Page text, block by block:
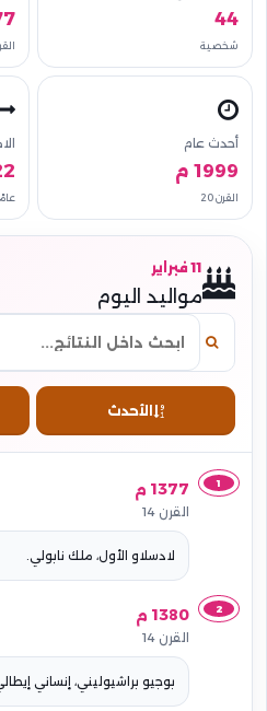
44
شخصية
أحدث عام
1999 م
القرن 20
11 فبراير
مواليد اليوم
الأحدث
1 1377 م
القرن 14
لادسلاو الأول، ملك نابولي.
2 1380 م
القرن 14
بوجيو براشيوليني، إنساني